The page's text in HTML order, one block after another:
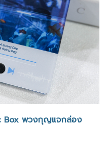
Box พวงกุญแจกล่อง